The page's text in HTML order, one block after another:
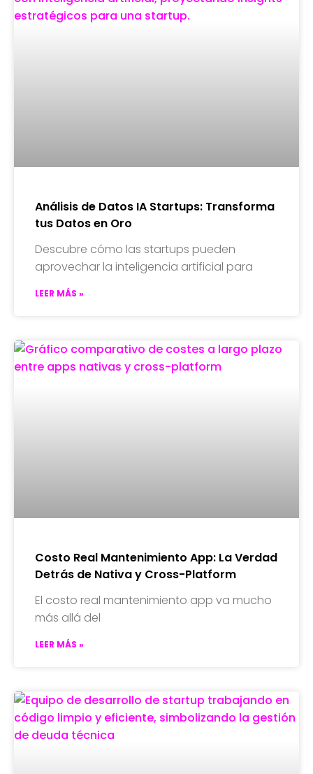
Análisis de Datos IA Startups: Transforma
tus Datos en Oro
Descubre cómo las startups pueden
aprovechar la inteligencia artificial para
LEER MÁS »
Costo Real Mantenimiento App: La Verdad
Detrás de Nativa y Cross-Platform
El costo real mantenimiento app va mucho
más allá del
LEER MÁS »